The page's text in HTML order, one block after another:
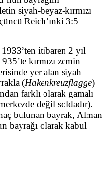
siyah-beyaz-kırmızı
Reich’ınki 3:5
itibaren 2 yıl
kırmızı zemin
yer alan siyah
(Hakenkreuzflagge)
farklı olarak gamalı
değil soldadır).
bulunan bayrak, Alman
bayrağı olarak kabul